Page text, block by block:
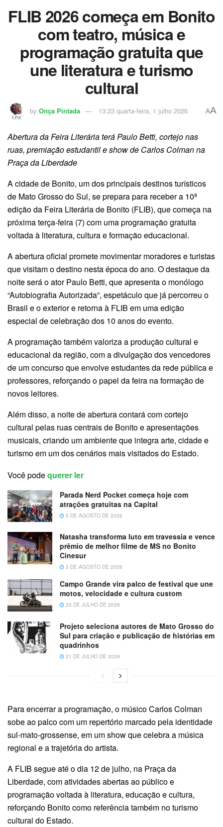
FLIB 2026 começa em Bonito
com teatro, música e
programação gratuita que
une literatura e turismo
cultural
by Onça Pintada 13:23 quarta-feira, 1 julho 2026 AA
Abertura da Feira Literária terá Paulo Betti, cortejo nas
ruas, premiação estudantil e show de Carlos Colman na
Praça da Liberdade
A cidade de Bonito, um dos principais destinos turísticos
de Mato Grosso do Sul, se prepara para receber a 10ª
edição da Feira Literária de Bonito (FLIB), que começa na
próxima terça-feira (7) com uma programação gratuita
voltada à literatura, cultura e formação educacional.
A abertura oficial promete movimentar moradores e turistas
que visitam o destino nesta época do ano. O destaque da
noite será o ator Paulo Betti, que apresenta o monólogo
“Autobiografia Autorizada”, espetáculo que já percorreu o
Brasil e o exterior e retorna à FLIB em uma edição
especial de celebração dos 10 anos do evento.
A programação também valoriza a produção cultural e
educacional da região, com a divulgação dos vencedores
de um concurso que envolve estudantes da rede pública e
professores, reforçando o papel da feira na formação de
novos leitores.
Além disso, a noite de abertura contará com cortejo
cultural pelas ruas centrais de Bonito e apresentações
musicais, criando um ambiente que integra arte, cidade e
turismo em um dos cenários mais visitados do Estado.
Você podequerer ler
Parada Nerd Pocket começa hoje com
atrações gratuitas na Capital
5 DE AGOSTO DE 2026
Natasha transforma luto em travessia e vence
prêmio de melhor filme de MS no Bonito
Cinesur
3 DE AGOSTO DE 2026
Campo Grande vira palco de festival que une
motos, velocidade e cultura custom
23 DE JULHO DE 2026
Projeto seleciona autores de Mato Grosso do
Sul para criação e publicação de histórias em
quadrinhos
21 DE JULHO DE 2026
Para encerrar a programação, o músico Carlos Colman
sobe ao palco com um repertório marcado pela identidade
sul-mato-grossense, em um show que celebra a música
regional e a trajetória do artista.
A FLIB segue até o dia 12 de julho, na Praça da
Liberdade, com atividades abertas ao público e
programação voltada à literatura, educação e cultura,
reforçando Bonito como referência também no turismo
cultural do Estado.